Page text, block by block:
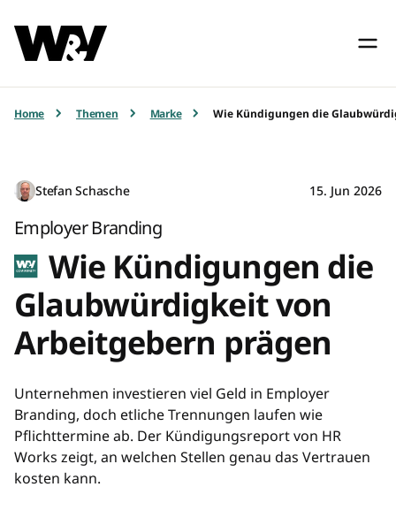
Home Themen Marke Wie Kündigungen die
Stefan Schasche 15. Jun 2026
Employer Branding
Wie Kündigungen die
Glaubwürdigkeit von
Arbeitgebern prägen
Unternehmen investieren viel Geld in Employer
Branding, doch etliche Trennungen laufen wie
Pflichttermine ab. Der Kündigungsreport von HR
Works zeigt, an welchen Stellen genau das Vertrauen
kosten kann.